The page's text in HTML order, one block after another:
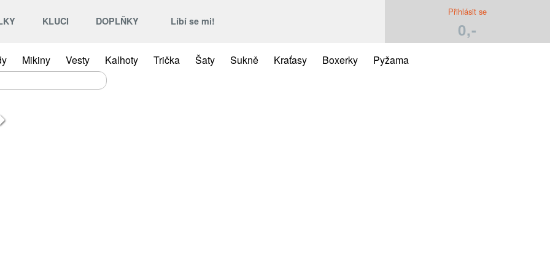
Přihlásit se
0,-
KLUCI DOPLŇKY Líbí se mi!
Mikiny Vesty Kalhoty Trička Šaty Sukně Kraťasy Boxerky Pyžama